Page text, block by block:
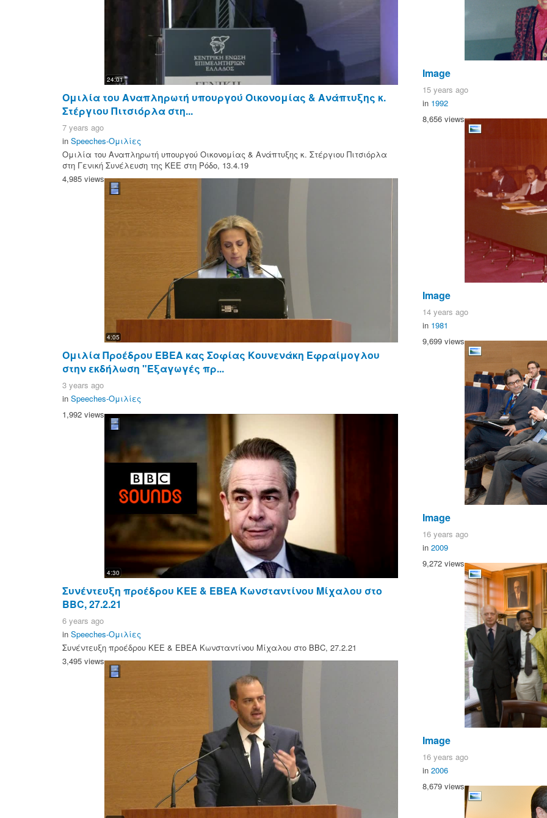
24:01
Ομιλία του Αναπληρωτή υπουργού Οικονομίας & Ανάπτυξης κ.
Στέργιου Πιτσιόρλα στη...
7 years ago
in Speeches-Ομιλίες
Ομιλία του Αναπληρωτή υπουργού Οικονομίας & Ανάπτυξης κ. Στέργιου Πιτσιόρλα
στη Γενική Συνέλευση της ΚΕΕ στη Ρόδο, 13.4.19
4,985 views
4:05
Ομιλία Προέδρου ΕΒΕΑ κας Σοφίας Κουνενάκη Εφραίμογλου
στην εκδήλωση "Εξαγωγές πρ...
3 years ago
in Speeches-Ομιλίες
1,992 views
4:30
Συνέντευξη προέδρου ΚΕΕ & ΕΒΕΑ Κωνσταντίνου Μίχαλου στο
BBC, 27.2.21
6 years ago
in Speeches-Ομιλίες
Συνέντευξη προέδρου ΚΕΕ & ΕΒΕΑ Κωνσταντίνου Μίχαλου στο BBC, 27.2.21
3,495 views
Image
15 years ago
in 1992
8,656 views
Image
14 years ago
in 1981
9,699 views
Image
16 years ago
in 2009
9,272 views
Image
16 years ago
in 2006
8,679 views